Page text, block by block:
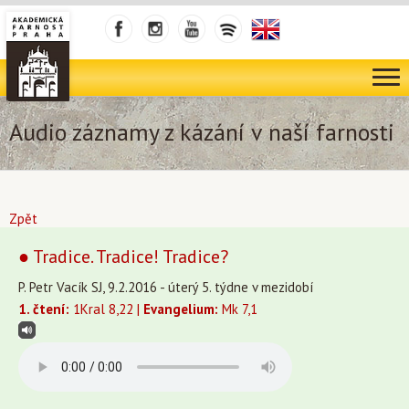
Audio záznamy z kázání v naší farnosti
Zpět
● Tradice. Tradice! Tradice?
P. Petr Vacík SJ, 9.2.2016 - úterý 5. týdne v mezidobí
1. čtení: 1Kral 8,22 | Evangelium: Mk 7,1